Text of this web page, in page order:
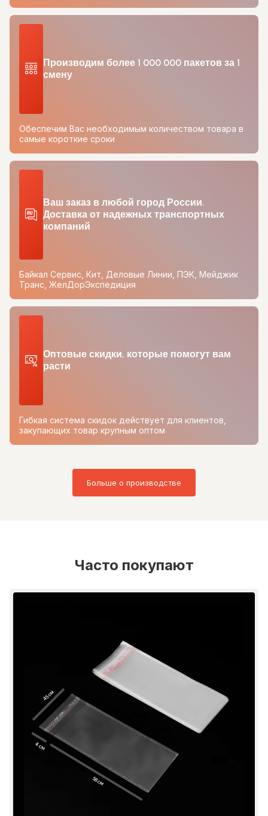
Производим более 1 000 000 пакетов за 1
смену
Обеспечим Вас необходимым количеством товара в
самые короткие сроки
Ваш заказ в любой город России.
Доставка от надежных транспортных
компаний
Байкал Сервис, Кит, Деловые Линии, ПЭК, Мейджик
Транс, ЖелДорЭкспедиция
Оптовые скидки, которые помогут вам
расти
Гибкая система скидок действует для клиентов,
закупающих товар крупным оптом
Больше о производстве
Часто покупают
45 см
4 см
58 см